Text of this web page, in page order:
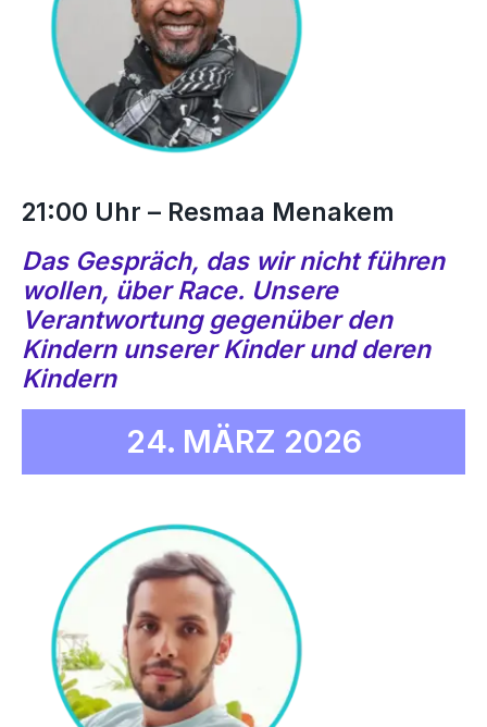
21:00 Uhr – Resmaa Menakem
Das Gespräch, das wir nicht führen
wollen, über Race. Unsere
Verantwortung gegenüber den
Kindern unserer Kinder und deren
Kindern
24. MÄRZ 2026